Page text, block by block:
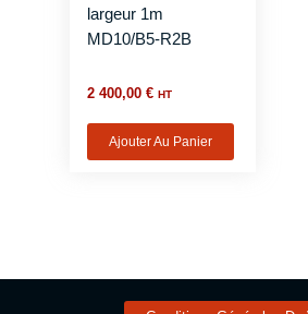
largeur 1m
MD10/B5-R2B
2 400,00€ HT
Ajouter Au Panier